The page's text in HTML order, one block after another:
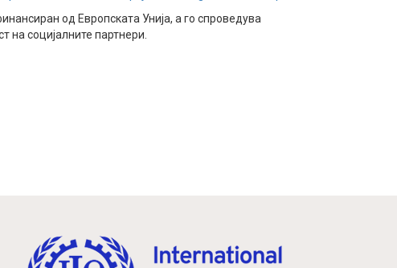
од Европската Унија, а го спроведува
на социјалните партнери.